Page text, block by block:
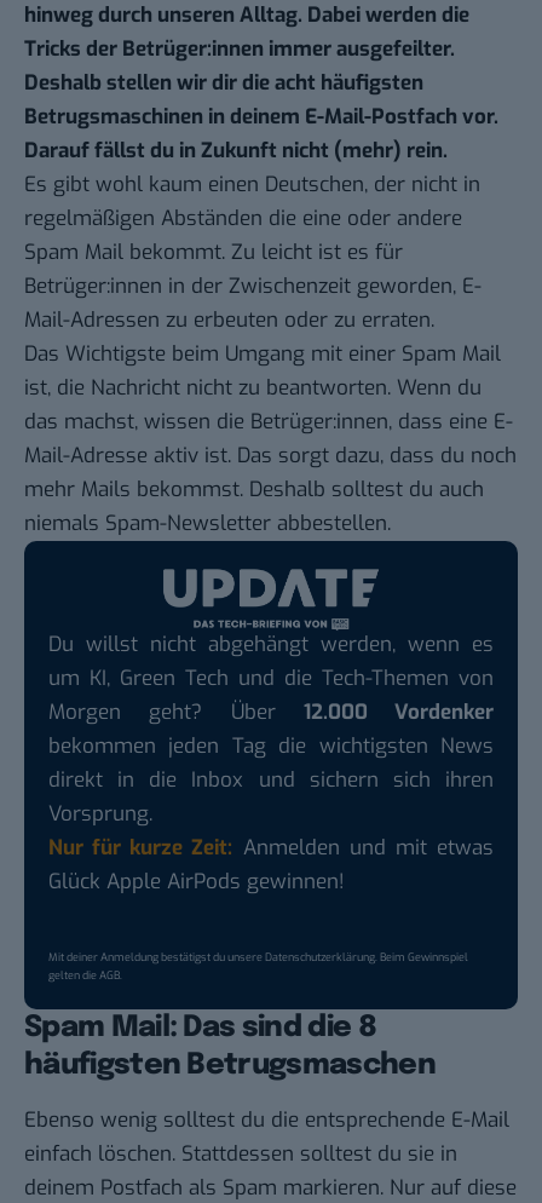
hinweg durch unseren Alltag. Dabei werden die
Tricks der Betrüger:innen immer ausgefeilter.
Deshalb stellen wir dir die acht häufigsten
Betrugsmaschinen in deinem E-Mail-Postfach vor.
Darauf fällst du in Zukunft nicht (mehr) rein.
Es gibt wohl kaum einen Deutschen, der nicht in
regelmäßigen Abständen die eine oder andere
Spam Mail bekommt. Zu leicht ist es für
Betrüger:innen in der Zwischenzeit geworden, E-
Mail-Adressen zu erbeuten oder zu erraten.
Das Wichtigste beim Umgang mit einer Spam Mail
ist, die Nachricht nicht zu beantworten. Wenn du
das machst, wissen die Betrüger:innen, dass eine E-
Mail-Adresse aktiv ist. Das sorgt dazu, dass du noch
mehr Mails bekommst. Deshalb solltest du auch
niemals Spam-Newsletter abbestellen.
Du willst nicht abgehängt werden, wenn es
um KI, Green Tech und die Tech-Themen von
Morgen geht? Über 12.000 Vordenker
bekommen jeden Tag die wichtigsten News
direkt in die Inbox und sichern sich ihren
Vorsprung.
Nur für kurze Zeit: Anmelden und mit etwas
Glück Apple AirPods gewinnen!
Mit deiner Anmeldung bestätigst du unsereDatenschutzerklärung. Beim Gewinnspiel
gelten dieAGB.
Spam Mail: Das sind die 8
häufigsten Betrugsmaschen
Ebenso wenig solltest du die entsprechende E-Mail
einfach löschen. Stattdessen solltest du sie in
deinem Postfach als Spam markieren. Nur auf diese